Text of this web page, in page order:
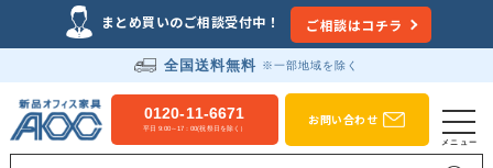
まとめ買いのご相談受付中！ ご相談はコチラ
全国送料無料 ※一部地域を除く
0120-11-6671
平日 9:00～17：00(祝祭日を除く）
お問い合わせ